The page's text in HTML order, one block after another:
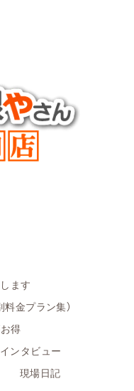
ます
金プラン集）
得
ンタビュー
現場日記